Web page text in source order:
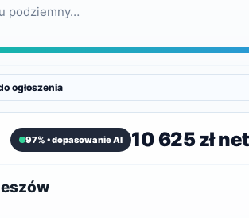
podziemny…
ogłoszenia
97% • dopasowanie AI 10 625 zł